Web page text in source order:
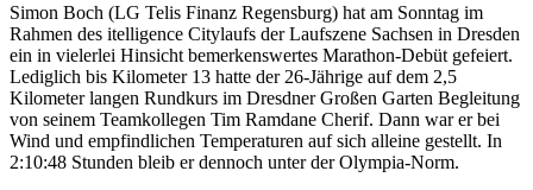
Simon Boch (LG Telis Finanz Regensburg) hat am Sonntag im
Rahmen des itelligence Citylaufs der Laufszene Sachsen in Dresden
ein in vielerlei Hinsicht bemerkenswertes Marathon-Debüt gefeiert.
Lediglich bis Kilometer 13 hatte der 26-Jährige auf dem 2,5
Kilometer langen Rundkurs im Dresdner Großen Garten Begleitung
von seinem Teamkollegen Tim Ramdane Cherif. Dann war er bei
Wind und empfindlichen Temperaturen auf sich alleine gestellt. In
2:10:48 Stunden bleib er dennoch unter der Olympia-Norm.